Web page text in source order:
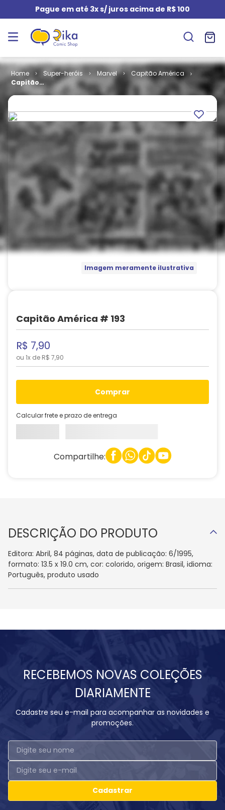
Pague em até 3x s/ juros acima de R$ 100
Super-heróis Marvel
Capitão América
Capitão
América # 193
Imagem meramente ilustrativa
Capitão América # 193
R$ 7,90
ou 1x de R$ 7,90
comprar
Calcular frete e prazo de entrega
Compartilhe:
DESCRIÇÃO DO PRODUTO
Editora: Abril, 84 páginas, data de publicação: 6/1995,
formato: 13.5 x 19.0 cm, cor: colorido, origem: Brasil, idioma:
Português, produto usado
RECEBEMOS NOVAS COLEÇÕES
DIARIAMENTE
Cadastre seu e-mail para acompanhar as novidades e
promoções.
Cadastrar